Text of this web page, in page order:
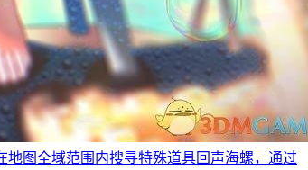
图全域范围内搜寻特殊道具回声海螺，通过